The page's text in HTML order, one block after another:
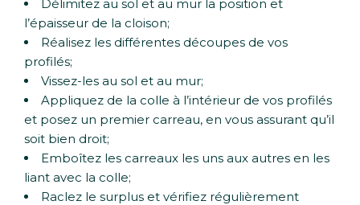
Délimitez au sol et au mur la position et
l’épaisseur de la cloison;
Réalisez les différentes découpes de vos
profilés;
Vissez-les au sol et au mur;
Appliquez de la colle à l’intérieur de vos profilés
et posez un premier carreau, en vous assurant qu’il
soit bien droit;
Emboîtez les carreaux les uns aux autres en les
liant avec la colle;
Raclez le surplus et vérifiez régulièrement